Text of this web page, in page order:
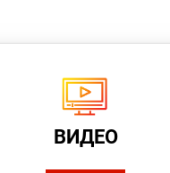
ВИДЕО